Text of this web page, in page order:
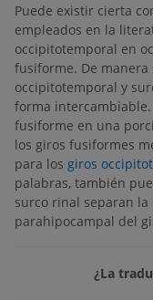
Puede existir cierta
empleados en la
occipitotemporal en
fusiforme. De
occipitotemporal y
forma
fusiforme en una
los giros fusiformes
para los giros
palabras, también
surco rinal separan
parahipocampal del
¿La